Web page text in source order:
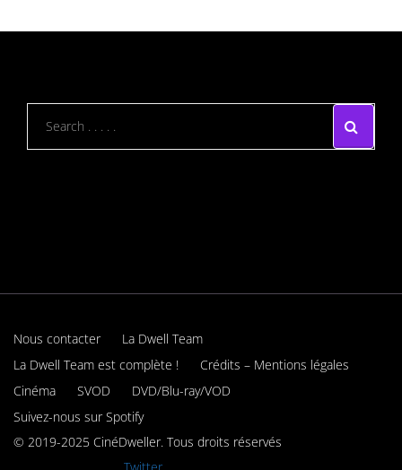
Nous contacter
La Dwell Team
La Dwell Team est complète !
Crédits – Mentions légales
Cinéma
SVOD
DVD/Blu-ray/VOD
Suivez-nous sur Spotify
© 2019-2025 CinéDweller. Tous droits réservés
Twitter.